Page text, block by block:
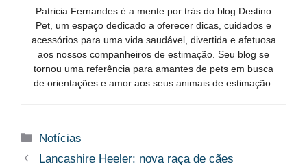
Patricia Fernandes é a mente por trás do blog Destino
Pet, um espaço dedicado a oferecer dicas, cuidados e
acessórios para uma vida saudável, divertida e afetuosa
aos nossos companheiros de estimação. Seu blog se
tornou uma referência para amantes de pets em busca
de orientações e amor aos seus animais de estimação.
Categorias
Notícias
Lancashire Heeler: nova raça de cães